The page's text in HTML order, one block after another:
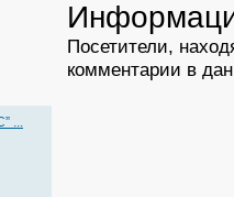
...
Посетители,
комментарии в